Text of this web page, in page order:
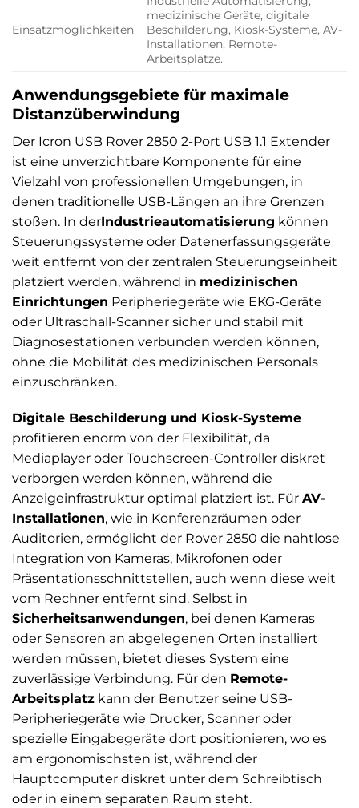
Einsatzmöglichkeiten
medizinische Geräte, digitale
Beschilderung, Kiosk-Systeme, AV-
Installationen, Remote-
Arbeitsplätze.
Anwendungsgebiete für maximale
Distanzüberwindung
Der Icron USB Rover 2850 2-Port USB 1.1 Extender
ist eine unverzichtbare Komponente für eine
Vielzahl von professionellen Umgebungen, in
denen traditionelle USB-Längen an ihre Grenzen
stoßen. In derIndustrieautomatisierung können
Steuerungssysteme oder Datenerfassungsgeräte
weit entfernt von der zentralen Steuerungseinheit
platziert werden, während in medizinischen
Einrichtungen Peripheriegeräte wie EKG-Geräte
oder Ultraschall-Scanner sicher und stabil mit
Diagnosestationen verbunden werden können,
ohne die Mobilität des medizinischen Personals
einzuschränken.
Digitale Beschilderung und Kiosk-Systeme
profitieren enorm von der Flexibilität, da
Mediaplayer oder Touchscreen-Controller diskret
verborgen werden können, während die
Anzeigeinfrastruktur optimal platziert ist. Für AV-
Installationen, wie in Konferenzräumen oder
Auditorien, ermöglicht der Rover 2850 die nahtlose
Integration von Kameras, Mikrofonen oder
Präsentationsschnittstellen, auch wenn diese weit
vom Rechner entfernt sind. Selbst in
Sicherheitsanwendungen, bei denen Kameras
oder Sensoren an abgelegenen Orten installiert
werden müssen, bietet dieses System eine
zuverlässige Verbindung. Für den Remote-
Arbeitsplatz kann der Benutzer seine USB-
Peripheriegeräte wie Drucker, Scanner oder
spezielle Eingabegeräte dort positionieren, wo es
am ergonomischsten ist, während der
Hauptcomputer diskret unter dem Schreibtisch
oder in einem separaten Raum steht.